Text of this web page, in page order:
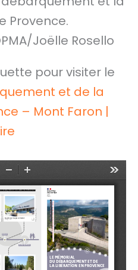
Provence.
Joëlle Rosello
pour visiter le
et de la
– Mont Faron |